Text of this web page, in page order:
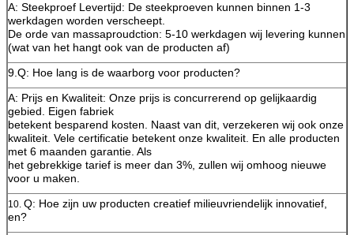
A: Steekproef Levertijd: De steekproeven kunnen binnen 1-3
werkdagen worden verscheept.
De orde van massaproudction: 5-10 werkdagen wij levering kunnen
(wat van het hangt ook van de producten af)
9.Q: Hoe lang is de waarborg voor producten?
A: Prijs en Kwaliteit: Onze prijs is concurrerend op gelijkaardig
gebied. Eigen fabriek
betekent besparend kosten. Naast van dit, verzekeren wij ook onze
kwaliteit. Vele certificatie betekent onze kwaliteit. En alle producten
met 6 maanden garantie. Als
het gebrekkige tarief is meer dan 3%, zullen wij omhoog nieuwe
voor u maken.
10. Q: Hoe zijn uw producten creatief milieuvriendelijk innovatief,
en?